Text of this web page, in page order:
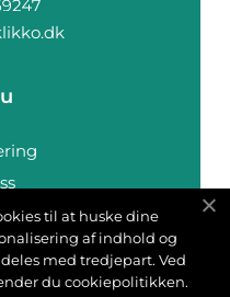
oss
til at huske dine
af indhold og
med tredjepart. Ved
du cookiepolitikken.